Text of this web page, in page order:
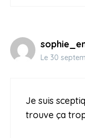
Le 30
Je suis
trouve ça